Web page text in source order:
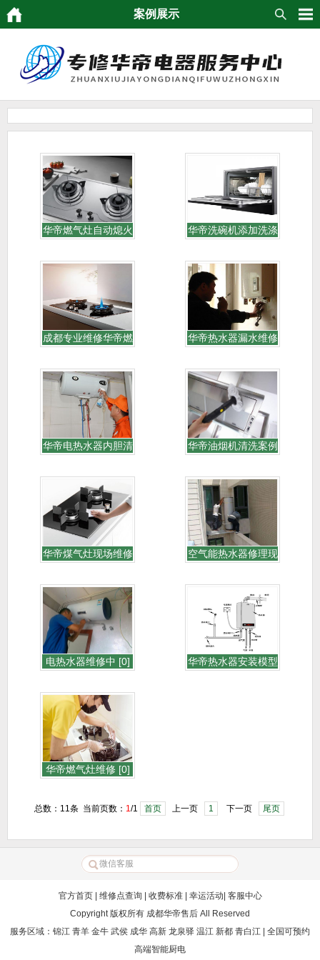
案例展示
华帝燃气灶自动熄火
华帝洗碗机添加洗涤
​成都专业维修华帝燃
华帝热水器漏水维修
华帝电热水器内胆清
华帝油烟机清洗案例
华帝煤气灶现场维修
空气能热水器修理现
电热水器维修中 [0]
华帝热水器安装模型
华帝燃气灶维修 [0]
总数：11条 当前页数： 1/1 首页 上一页 1 下一页 尾页
官方首页| 维修点查询 收费标准| 幸运活动 客服中心
Copyright 版权所有 成都华帝售后 All Reserved
服务区域：锦江 青羊 金牛 武侯 成华 高新 龙泉驿 温江 新都 青白江 | 全国可预约
高端智能厨电